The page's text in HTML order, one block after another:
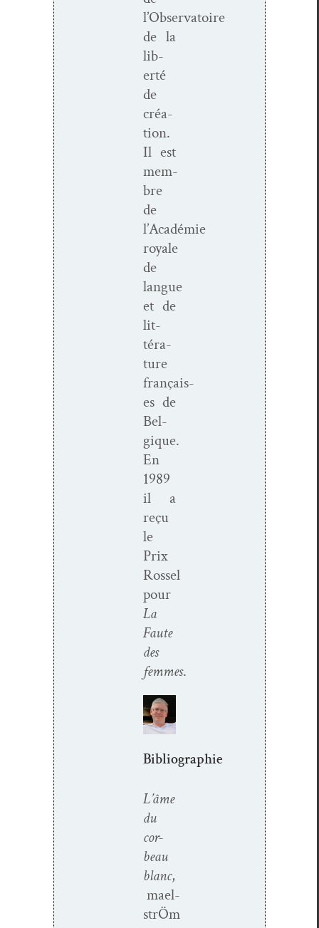
l’Observatoire
de la
lib­
erté
de
créa­
tion.
Il est
mem­
bre
de
l’Académie
royale
de
langue
et de
lit­
téra­
ture
français­
es de
Bel­
gique.
En
1989
il a
reçu
le
Prix
Rossel
pour
La
Faute
des
femmes.
Bibliographie
L’âme
du
cor­
beau
blanc,
mael­
strÖm